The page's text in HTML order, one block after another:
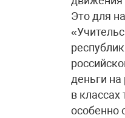
Это для
деньги
в классах
особенно